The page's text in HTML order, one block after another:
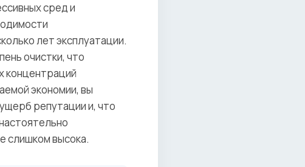
сред и
лет эксплуатации.
очистки, что
концентраций
экономии, вы
репутации и, что
слишком высока.